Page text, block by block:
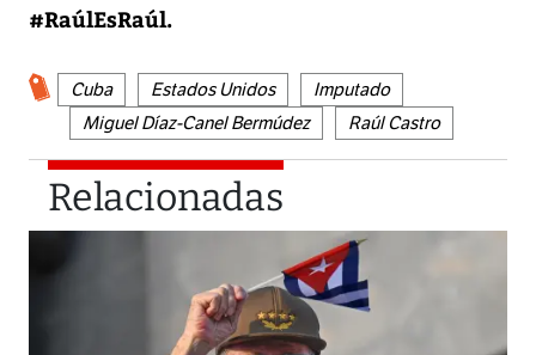
#RaúlEsRaúl.
Cuba Estados Unidos
Imputado
Miguel Díaz-Canel Bermúdez
Raúl Castro
Relacionadas